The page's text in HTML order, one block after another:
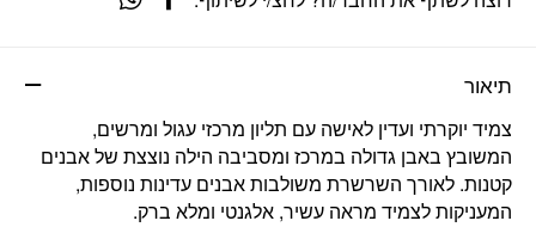
תיאור
צמיד יוקרתי ועדין לאישה עם תליון מרכזי עגול ומרשים,
המשובץ באבן גדולה במרכז ומסביבה הילה נוצצת של אבנים
קטנות. לאורך השרשרת משולבות אבנים עדינות נוספות,
המעניקות לצמיד מראה עשיר, אלגנטי ומלא ברק.